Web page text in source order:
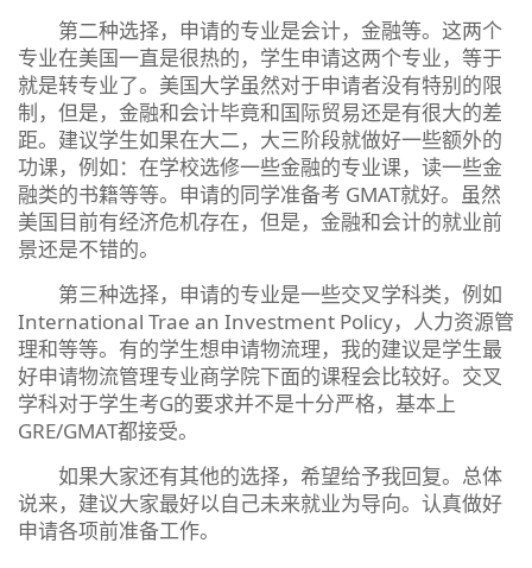
第二种选择，申请的专业是会计，金融等。这两个
专业在美国一直是很热的，学生申请这两个专业，等于
就是转专业了。美国大学虽然对于申请者没有特别的限
制，但是，金融和会计毕竟和国际贸易还是有很大的差
距。建议学生如果在大二，大三阶段就做好一些额外的
功课，例如：在学校选修一些金融的专业课，读一些金
融类的书籍等等。申请的同学准备考 GMAT就好。虽然
美国目前有经济危机存在，但是，金融和会计的就业前
景还是不错的。
第三种选择，申请的专业是一些交叉学科类，例如
International Trae an Investment Policy，人力资源管
理和等等。有的学生想申请物流理，我的建议是学生最
好申请物流管理专业商学院下面的课程会比较好。交叉
学科对于学生考G的要求并不是十分严格，基本上
GRE/GMAT都接受。
如果大家还有其他的选择，希望给予我回复。总体
说来，建议大家最好以自己未来就业为导向。认真做好
申请各项前准备工作。